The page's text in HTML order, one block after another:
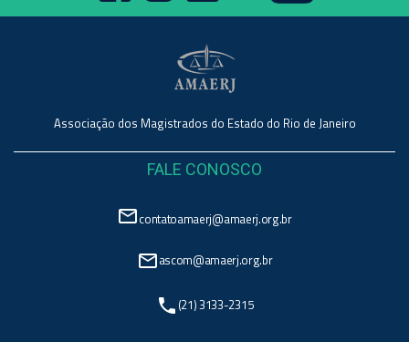
Associação dos Magistrados do Estado do Rio de Janeiro
FALE CONOSCO
mail_outlinecontatoamaerj@amaerj.org.br
mail_outlineascom@amaerj.org.br
phone (21) 3133-2315